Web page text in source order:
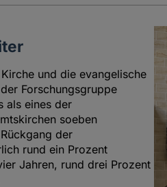
und die evangelische
Forschungsgruppe
als eines der
soeben
der
rund ein Prozent
Jahren, rund drei Prozent